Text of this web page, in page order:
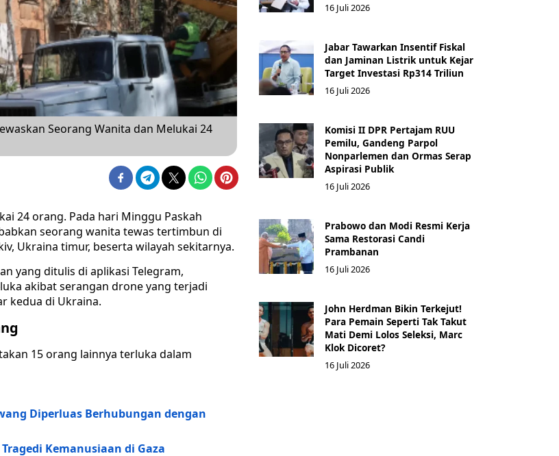
Seorang Wanita dan Melukai 24
24 orang. Pada hari Minggu Paskah
seorang wanita tewas tertimbun di
Ukraina timur, beserta wilayah sekitarnya.
yang ditulis di aplikasi Telegram,
akibat serangan drone yang terjadi
kedua di Ukraina.
15 orang lainnya terluka dalam
Diperluas Berhubungan dengan
Kemanusiaan di Gaza
16 Juli 2026
Jabar Tawarkan Insentif Fiskal
dan Jaminan Listrik untuk Kejar
Target Investasi Rp314 Triliun
16 Juli 2026
Komisi II DPR Pertajam RUU
Pemilu, Gandeng Parpol
Nonparlemen dan Ormas Serap
Aspirasi Publik
16 Juli 2026
Prabowo dan Modi Resmi Kerja
Sama Restorasi Candi
Prambanan
16 Juli 2026
John Herdman Bikin Terkejut!
Para Pemain Seperti Tak Takut
Mati Demi Lolos Seleksi, Marc
Klok Dicoret?
16 Juli 2026